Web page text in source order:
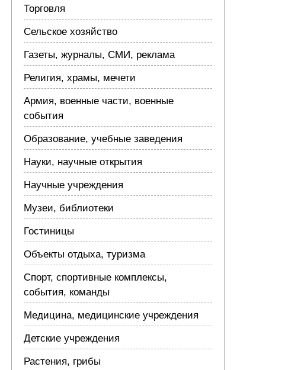
Торговля
Сельское хозяйство
Газеты, журналы, СМИ, реклама
Религия, храмы, мечети
Армия, военные части, военные
события
Образование, учебные заведения
Науки, научные открытия
Научные учреждения
Музеи, библиотеки
Гостиницы
Объекты отдыха, туризма
Спорт, спортивные комплексы,
события, команды
Медицина, медицинские учреждения
Детские учреждения
Растения, грибы